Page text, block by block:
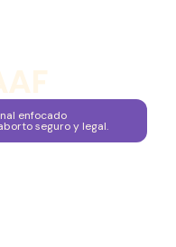
enfocado
seguro y legal.